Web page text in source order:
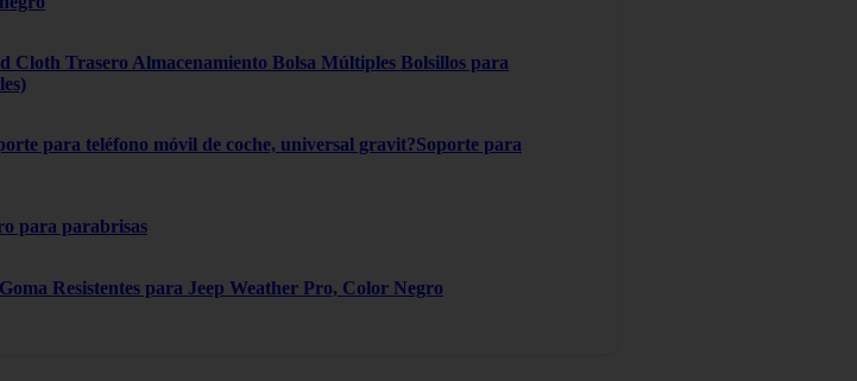
Trasero Almacenamiento Bolsa Múltiples Bolsillos para
para teléfono móvil de coche, universal gravit?Soporte para
para parabrisas
Resistentes para Jeep Weather Pro, Color Negro